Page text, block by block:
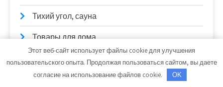
Тихий угол, сауна
Товары для дома
Товары для дома
Топ Моторс
Этот веб-сайт использует файлы cookie для улучшения
пользовательского опыта. Продолжая пользоваться сайтом, вы даете
согласие на использование файлов cookie.
OK